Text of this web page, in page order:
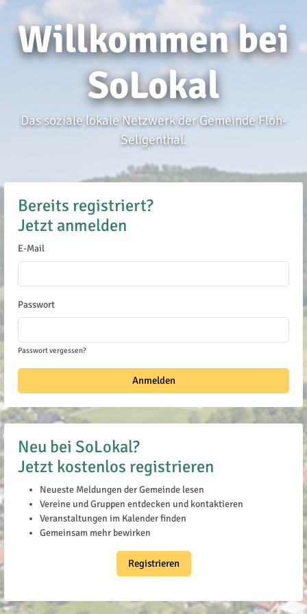
Willkommen bei
SoLokal
Das soziale lokale Netzwerk der Gemeinde Floh-
Seligenthal.
Bereits registriert?
Jetzt anmelden
E-Mail
Passwort
Passwort vergessen?
Anmelden
Neu bei SoLokal?
Jetzt kostenlos registrieren
Neueste Meldungen der Gemeinde lesen
Vereine und Gruppen entdecken und kontaktieren
Veranstaltungen im Kalender finden
Gemeinsam mehr bewirken
Registrieren